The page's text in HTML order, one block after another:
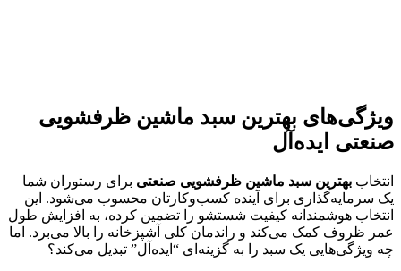
ویژگی‌های بهترین سبد ماشین ظرفشویی
صنعتی ایده‌آل
انتخاب بهترین سبد ماشین ظرفشویی صنعتی برای رستوران شما
یک سرمایه‌گذاری برای آینده کسب‌وکارتان محسوب می‌شود. این
انتخاب هوشمندانه کیفیت شستشو را تضمین کرده، به افزایش طول
عمر ظروف کمک می‌کند و راندمان کلی آشپزخانه را بالا می‌برد. اما
چه ویژگی‌هایی یک سبد را به گزینه‌ای “ایده‌آل” تبدیل می‌کند؟